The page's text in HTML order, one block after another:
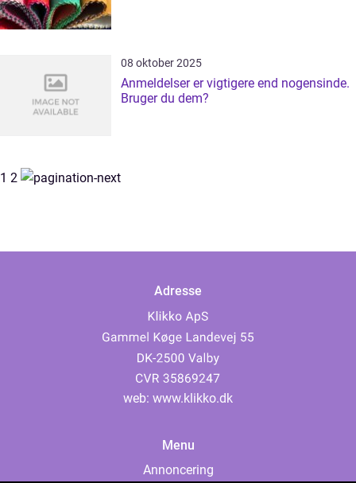
08 oktober 2025
Anmeldelser er vigtigere end nogensinde.
Bruger du dem?
1 2
Adresse
web: www.klikko.dk
Menu
Annoncering